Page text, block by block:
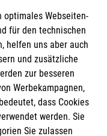
optimales Webseiten-
für den technischen
helfen uns aber auch
und zusätzliche
zur besseren
Werbekampagnen,
dass Cookies
werden. Sie
Sie zulassen